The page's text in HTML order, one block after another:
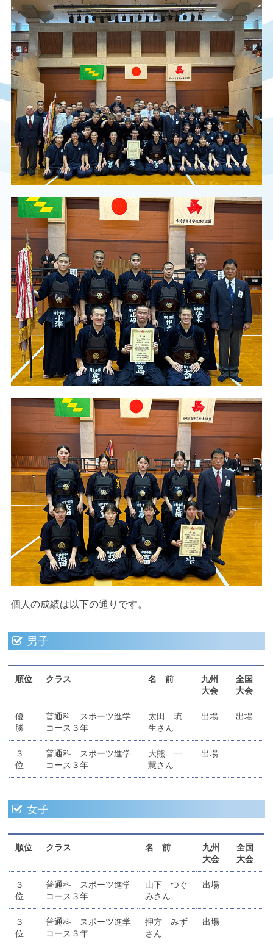
個人の成績は以下の通りです。
男子
順位 クラス 名 前
九州
大会
全国
大会
優
勝
普通科 スポーツ進学
コース３年
太田 琉
生さん
出場 出場
３
位
普通科 スポーツ進学
コース３年
大熊 一
慧さん
出場
女子
順位 クラス 名 前
九州
大会
全国
大会
３
位
普通科 スポーツ進学
コース３年
山下 つぐ
みさん
出場
３
位
普通科 スポーツ進学
コース３年
押方 みず
さん
出場